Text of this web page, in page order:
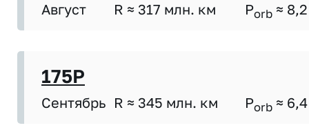
Август R ≈ 317 млн. км Porb ≈ 8,2
175P
Сентябрь R ≈ 345 млн. км Porb ≈ 6,4